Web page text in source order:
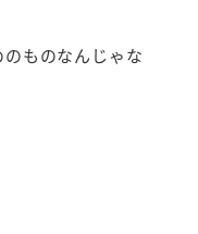
ものなんじゃな